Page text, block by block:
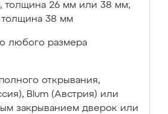
толщина 26 мм или 38 мм;
толщина 38 мм
любого размера
открывания,
Blum (Австрия) или
закрыванием дверок или